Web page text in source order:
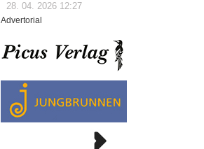
28. 04. 2026 12:27
Advertorial